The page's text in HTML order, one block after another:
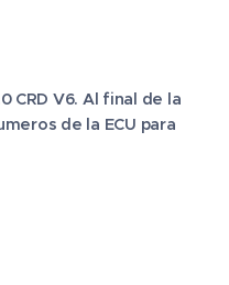
CRD V6. Al final de la
de la ECU para